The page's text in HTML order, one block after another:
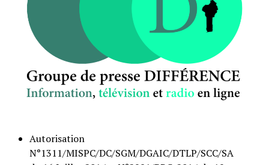
Autorisation
N°1311/MISPC/DC/SGM/DGAIC/DTLP/SCC/SA